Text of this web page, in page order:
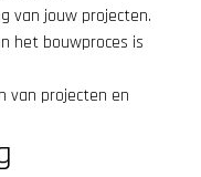
van jouw projecten.
het bouwproces is
van projecten en